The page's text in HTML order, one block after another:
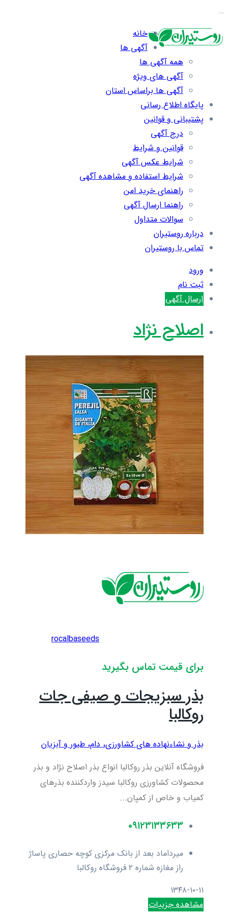
…
خانه
آگهی ها
همه آگهی ها
آگهی های ویژه
آگهی ها براساس استان
پایگاه اطلاع رسانی
پشتیبانی و قوانین
درج آگهی
قوانین و شرایط
شرایط عکس آگهی
شرایط استفاده و مشاهده آگهی
راهنمای خرید امن
راهنما ارسال آگهی
سوالات متداول
درباره روستیران
تماس با روستیران
ورود
ثبت نام
ارسال آگهی
اصلاح نژاد
rocalbaseeds
برای قیمت تماس بگیرید
بذر سبزیجات و صیفی جات
روکالبا
بذر و نشاءنهاده های کشاورزی، دام، طيور و آبزيان
فروشگاه آنلاین بذر روکالبا انواع بذر اصلاح نژاد و بذر
محصولات کشاورزی روکالبا سیدز واردکننده بذرهای
کمیاب و خاص از کمپان...
۰۹۱۲۳۱۳۳۶۳۳
میرداماد بعد از بانک مرکزی کوچه حصاری پاساژ
راز مغازه شماره ۲ فروشگاه روکالبا
۱۳۴۸-۱۰-۱۱
مشاهده جزییات